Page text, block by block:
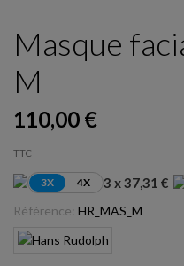
Masque
M
110,00 €
TTC
3X 4X 3 x 37,31 €
Référence: HR_MAS_M